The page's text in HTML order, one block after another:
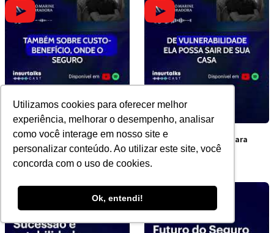
Utilizamos cookies para oferecer melhor
experiência, melhorar o desempenho, analisar
como você interage em nosso site e
personalizar conteúdo. Ao utilizar este site, você
concorda com o uso de cookies.
Ok, entendi!
Por que apenas 17% dos
brasileiros têm seguro?
A cobertura inédita para
vítimas de violência